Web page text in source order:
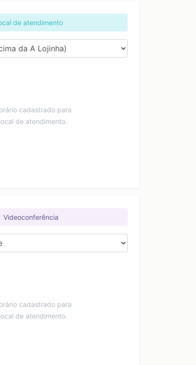
de atendimento
cadastrado para
de atendimento.
Videoconferência
cadastrado para
de atendimento.